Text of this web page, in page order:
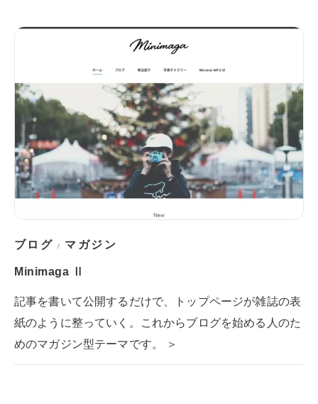
ブログ / マガジン
Minimaga Ⅱ
記事を書いて公開するだけで、トップページが雑誌の表
紙のように整っていく。これからブログを始める人のた
めのマガジン型テーマです。 ＞